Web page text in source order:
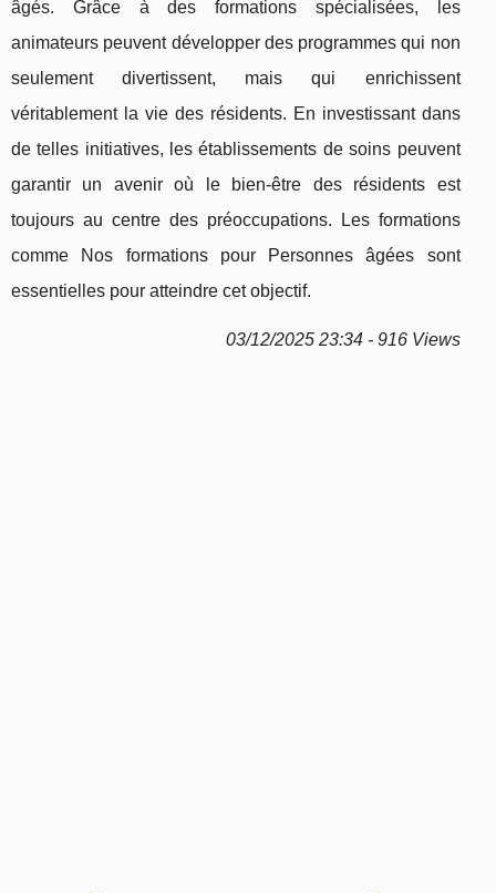
âgés. Grâce à des formations spécialisées, les
animateurs peuvent développer des programmes qui non
seulement divertissent, mais qui enrichissent
véritablement la vie des résidents. En investissant dans
de telles initiatives, les établissements de soins peuvent
garantir un avenir où le bien-être des résidents est
toujours au centre des préoccupations. Les formations
comme Nos formations pour Personnes âgées sont
essentielles pour atteindre cet objectif.
03/12/2025 23:34 - 916 Views